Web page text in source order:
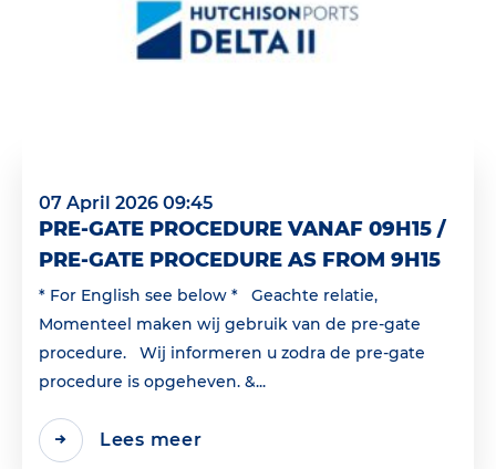
07 April 2026 09:45
PRE-GATE PROCEDURE VANAF 09H15 /
PRE-GATE PROCEDURE AS FROM 9H15
* For English see below * Geachte relatie,
Momenteel maken wij gebruik van de pre-gate
procedure. Wij informeren u zodra de pre-gate
procedure is opgeheven. &...
Lees meer